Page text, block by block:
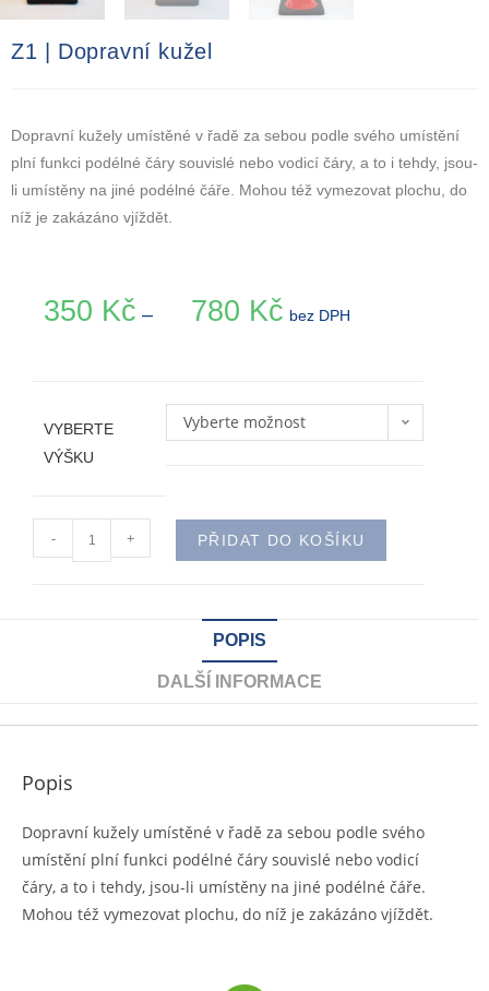
Z1 | Dopravní kužel
Dopravní kužely umístěné v řadě za sebou podle svého umístění
plní funkci podélné čáry souvislé nebo vodicí čáry, a to i tehdy, jsou-
li umístěny na jiné podélné čáře. Mohou též vymezovat plochu, do
níž je zakázáno vjíždět.
350 Kč – 780 Kč bez DPH
VYBERTE
VÝŠKU
Vyberte možnost
- + PŘIDAT DO KOŠÍKU
POPIS
DALŠÍ INFORMACE
Popis
Dopravní kužely umístěné v řadě za sebou podle svého
umístění plní funkci podélné čáry souvislé nebo vodicí
čáry, a to i tehdy, jsou-li umístěny na jiné podélné čáře.
Mohou též vymezovat plochu, do níž je zakázáno vjíždět.